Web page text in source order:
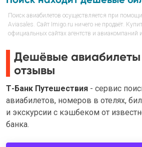
Поиск авиабилетов осуществляется при
Aviasales. Сайт Imigo.ru ничего не продаёт.
официальных сайтах агентств и авиакомпаний
Дешёвые авиабилеты
отзывы
Т-Банк Путешествия - сервис
авиабилетов, номеров в отелях,
и экскурсии с кэшбеком от
банка.